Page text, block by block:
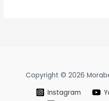
Copyright © 2026
Instagram